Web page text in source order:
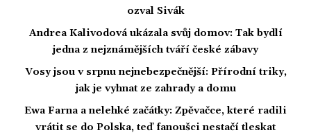
ozval Sivák
Andrea Kalivodová ukázala svůj domov: Tak bydlí
jedna z nejznámějších tváří české zábavy
Vosy jsou v srpnu nejnebezpečnější: Přírodní triky,
jak je vyhnat ze zahrady a domu
Ewa Farna a nelehké začátky: Zpěvačce, které radili
vrátit se do Polska, teď fanoušci nestačí tleskat